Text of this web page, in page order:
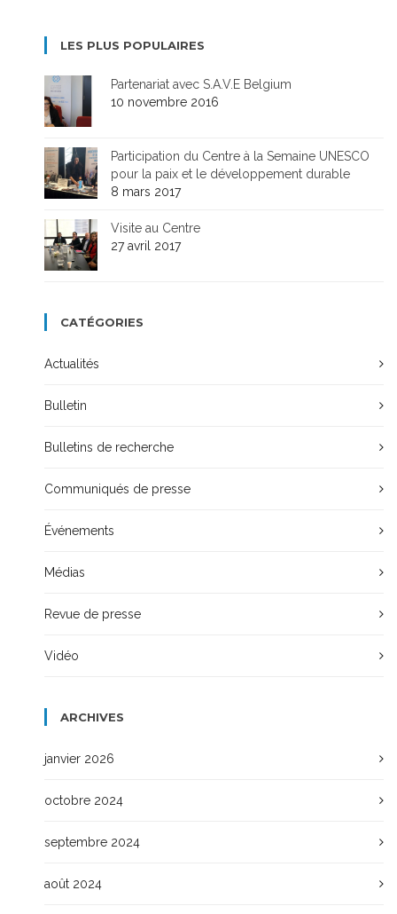
LES PLUS POPULAIRES
Partenariat avec S.A.V.E Belgium
10 novembre 2016
Participation du Centre à la Semaine UNESCO
pour la paix et le développement durable
8 mars 2017
Visite au Centre
27 avril 2017
CATÉGORIES
Actualités
Bulletin
Bulletins de recherche
Communiqués de presse
Événements
Médias
Revue de presse
Vidéo
ARCHIVES
janvier 2026
octobre 2024
septembre 2024
août 2024